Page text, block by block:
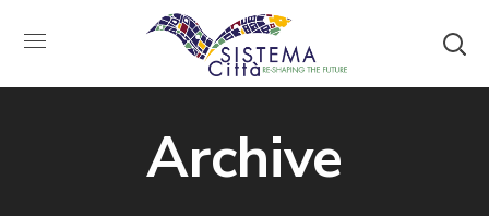
Archive